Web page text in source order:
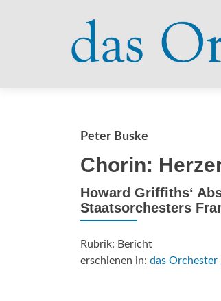
Peter Buske
Chorin:
Howard Griffiths‘
Staatsorchesters
Rubrik: Bericht
erschienen in: das